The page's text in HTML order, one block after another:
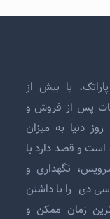
با بیش از
دنیا به میزان
و قصد دارد با
نگهداری و
سی دی را با داشتن
زمان ممکن و